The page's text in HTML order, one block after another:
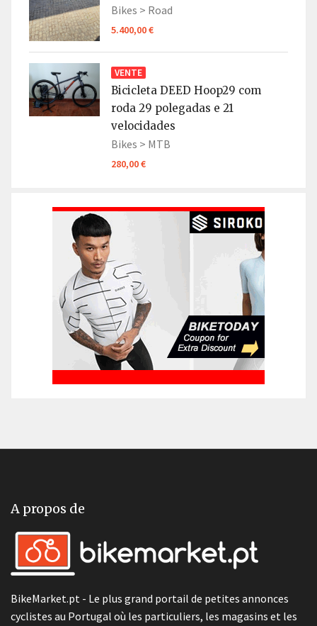
Bikes > Road
5.400,00 €
VENTE
Bicicleta DEED Hoop29 com
roda 29 polegadas e 21
velocidades
Bikes > MTB
280,00 €
A propos de
BikeMarket.pt - Le plus grand portail de petites annonces
cyclistes au Portugal où les particuliers, les magasins et les